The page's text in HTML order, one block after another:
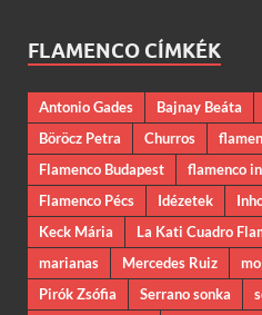
FLAMENCO CÍMKÉK
Antonio Gades Bajnay Beáta
Böröcz Petra
Churros
Flamenco Budapest
flamenco
Flamenco Pécs
Idézetek
Keck Mária
La Kati Cuadro
marianas
Mercedes Ruiz
Pirók Zsófia
Serrano sonka